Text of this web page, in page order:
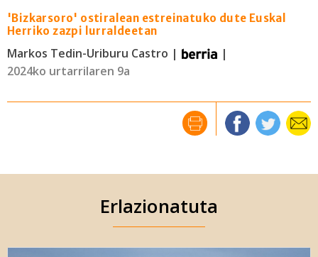
'Bizkarsoro' ostiralean estreinatuko dute Euskal
Herriko zazpi lurraldeetan
Markos Tedin-Uriburu Castro |
|
2024ko urtarrilaren 9a
Erlazionatuta